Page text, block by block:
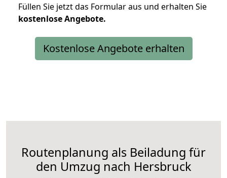
Füllen Sie jetzt das Formular aus und erhalten Sie
kostenloseAngebote.
Kostenlose Angebote erhalten
Routenplanung als Beiladung für
den Umzug nach Hersbruck